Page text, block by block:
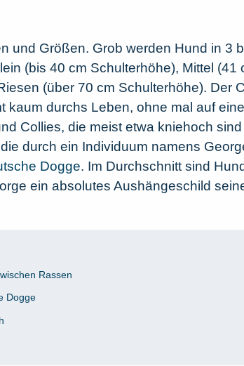
und Größen. Grob werden Hund in 3
(bis 40 cm Schulterhöhe), Mittel (41
(über 70 cm Schulterhöhe). Der
kaum durchs Leben, ohne mal auf
Collies, die meist etwa kniehoch
durch ein Individuum namens
Dogge. Im Durchschnitt sind
ein absolutes Aushängeschild
Rassen
Dogge